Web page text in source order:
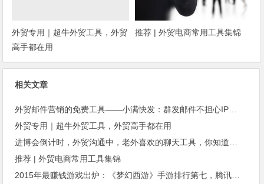
外贸专用｜超牛外贸工具，外贸
高手都在用
推荐 | 外贸电商常用工具集锦
相关文章
外贸邮件营销的免费工具——小满快发：群发邮件不担心IP被封
外贸专用｜超牛外贸工具，外贸高手都在用
进博会倒计时，外贸沟通中，老外喜欢的聊天工具，你知道几种？
推荐 | 外贸电商常用工具集锦
2015年最赚钱游戏出炉：《梦幻西游》手游排行第七，腾讯总收入进前三